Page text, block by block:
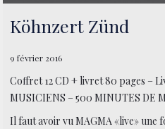
Köhnzert Zünd
9 février 2016
Coffret 12 CD + livret 80 pages –
MUSICIENS – 500 MINUTES DE
Il faut avoir vu MAGMA «live» une